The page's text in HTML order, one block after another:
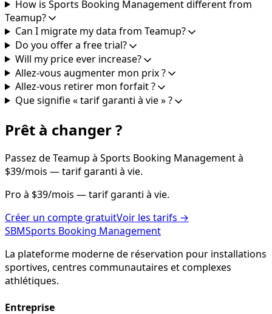
How is Sports Booking Management different from
Teamup?
Can I migrate my data from Teamup?
Do you offer a free trial?
Will my price ever increase?
Allez-vous augmenter mon prix ?
Allez-vous retirer mon forfait ?
Que signifie « tarif garanti à vie » ?
Prêt à changer ?
Passez de Teamup à Sports Booking Management à
$39/mois — tarif garanti à vie.
Pro à $39/mois — tarif garanti à vie.
Créer un compte gratuitVoir les tarifs →
SBMSports Booking Management
La plateforme moderne de réservation pour installations
sportives, centres communautaires et complexes
athlétiques.
Entreprise